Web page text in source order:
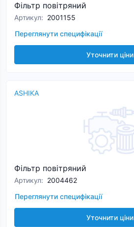
Фільтр повітряний
Артикул: 2001155
Переглянути специфікації
Уточнити ціни
ASHIKA
Фільтр повітряний
Артикул: 2004462
Переглянути специфікації
Уточнити ціни